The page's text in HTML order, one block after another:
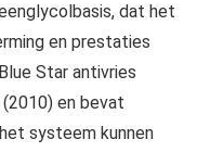
dat het
en prestaties
Star antivries
en bevat
systeem kunnen